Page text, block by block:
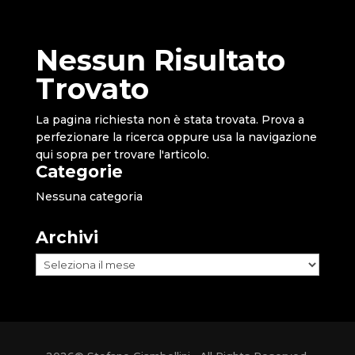
Nessun Risultato
Trovato
La pagina richiesta non è stata trovata. Prova a
perfezionare la ricerca oppure usa la navigazione
qui sopra per trovare l'articolo.
Categorie
Nessuna categoria
Archivi
Archivi